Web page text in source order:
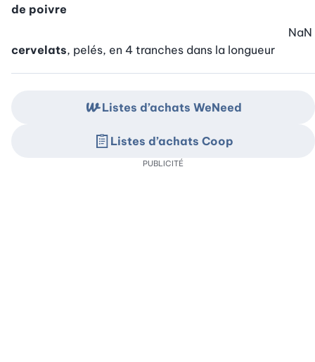
de poivre
cervelats, pelés, en 4 tranches dans la longueur
NaN
Listes d’achats WeNeed
Listes d’achats Coop
PUBLICITÉ